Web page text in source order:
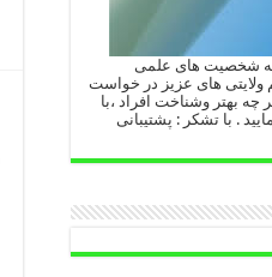
شخصیت های علمی
ولایتی های عزیز در خواست
بهتر وشناخت افراد ،با
. با تشکر : پشتیبانی